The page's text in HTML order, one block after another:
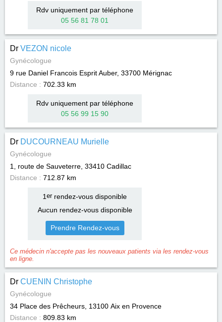
Rdv uniquement par téléphone
05 56 81 78 01
Dr VEZON nicole
Gynécologue
9 rue Daniel Francois Esprit Auber, 33700 Mérignac
Distance : 702.33 km
Rdv uniquement par téléphone
05 56 99 15 90
Dr DUCOURNEAU Murielle
Gynécologue
1, route de Sauveterre, 33410 Cadillac
Distance : 712.87 km
1 errendez-vous disponible
Aucun rendez-vous disponible
Prendre Rendez-vous
Ce médecin n'accepte pas les nouveaux patients via les rendez-vous
en ligne.
Dr CUENIN Christophe
Gynécologue
34 Place des Prêcheurs, 13100 Aix en Provence
Distance : 809.83 km